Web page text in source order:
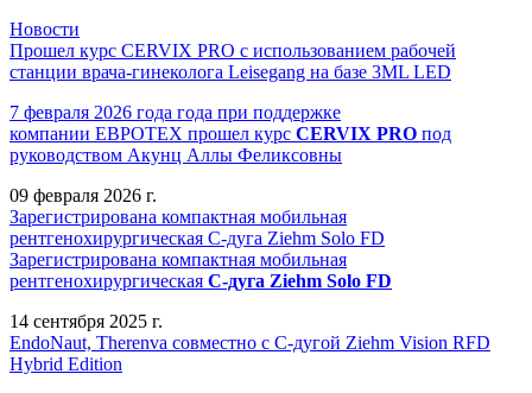
Новости
Прошел курс CERVIX PRO с использованием рабочей
станции врача-гинеколога Leisegang на базе 3ML LED
7 февраля 2026 года года при поддержке
компании ЕВРОТЕХ прошел курс CERVIX PRO под
руководством Акунц Аллы Феликсовны
09 февраля 2026 г.
Зарегистрирована компактная мобильная
рентгенохирургическая С-дуга Ziehm Solo FD
Зарегистрирована компактная мобильная
рентгенохирургическая С-дуга Ziehm Solo FD
14 сентября 2025 г.
EndoNaut, Therenva совместно с С-дугой Ziehm Vision RFD
Hybrid Edition